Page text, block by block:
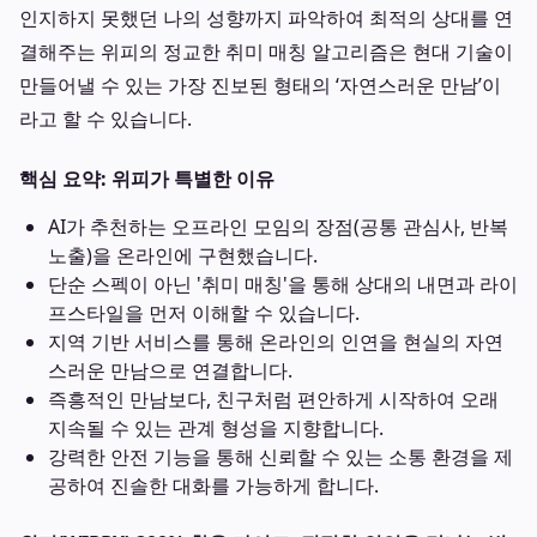
인지하지 못했던 나의 성향까지 파악하여 최적의 상대를 연
결해주는 위피의 정교한 취미 매칭 알고리즘은 현대 기술이
만들어낼 수 있는 가장 진보된 형태의 ‘자연스러운 만남’이
라고 할 수 있습니다.
핵심 요약: 위피가 특별한 이유
AI가 추천하는 오프라인 모임의 장점(공통 관심사, 반복
노출)을 온라인에 구현했습니다.
단순 스펙이 아닌 '취미 매칭'을 통해 상대의 내면과 라이
프스타일을 먼저 이해할 수 있습니다.
지역 기반 서비스를 통해 온라인의 인연을 현실의 자연
스러운 만남으로 연결합니다.
즉흥적인 만남보다, 친구처럼 편안하게 시작하여 오래
지속될 수 있는 관계 형성을 지향합니다.
강력한 안전 기능을 통해 신뢰할 수 있는 소통 환경을 제
공하여 진솔한 대화를 가능하게 합니다.